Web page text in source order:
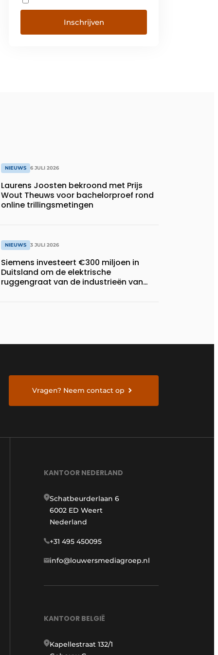
NIEUWS 6 JULI 2026
Laurens Joosten bekroond met Prijs
Wout Theuws voor bachelorproef rond
online trillingsmetingen
NIEUWS 3 JULI 2026
Siemens investeert €300 miljoen in
Duitsland om de elektrische
ruggengraat van de industrieën van
Vragen? Neem contact op
KANTOOR NEDERLAND
Schatbeurderlaan 6
6002 ED Weert
Nederland
+31 495 450095
info@louwersmediagroep.nl
KANTOOR BELGIË
Kapellestraat 132/1